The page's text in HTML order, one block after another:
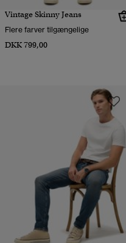
Vintage Skinny Jeans
Flere farver tilgængelige
DKK 799,00